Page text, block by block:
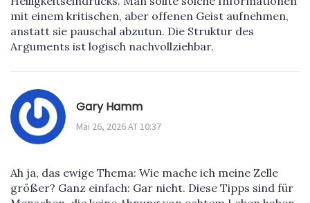
mit einem kritischen, aber offenen Geist aufnehmen,
anstatt sie pauschal abzutun. Die Struktur des
Arguments ist logisch nachvollziehbar.
Gary Hamm
Mai 26, 2026 AT 10:37
Ah ja, das ewige Thema: Wie mache ich meine Zelle
größer? Ganz einfach: Gar nicht. Diese Tipps sind für